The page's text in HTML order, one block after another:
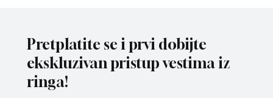
Pretplatite se i prvi dobijte
ekskluzivan pristup vestima iz
ringa!